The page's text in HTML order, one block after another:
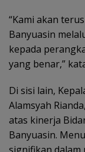
“Kami akan
Banyuasin
kepada
yang benar,”
Di sisi lain,
Alamsyah
atas kinerja
Banyuasin.